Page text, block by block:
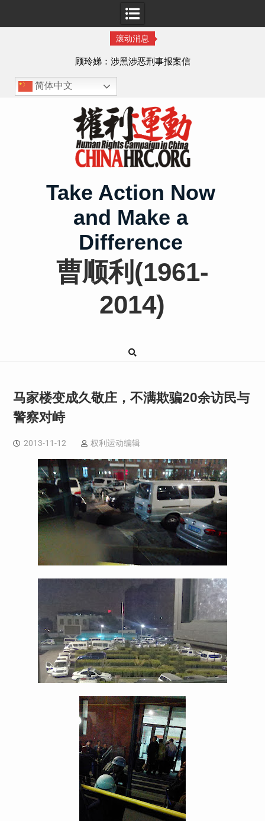
滚动消息
顾玲娣：涉黑涉恶刑事报案信
简体中文
Take Action Now
and Make a
Difference
曹顺利(1961-
2014)
马家楼变成久敬庄，不满欺骗20余访民与
警察对峙
2013-11-12 权利运动编辑